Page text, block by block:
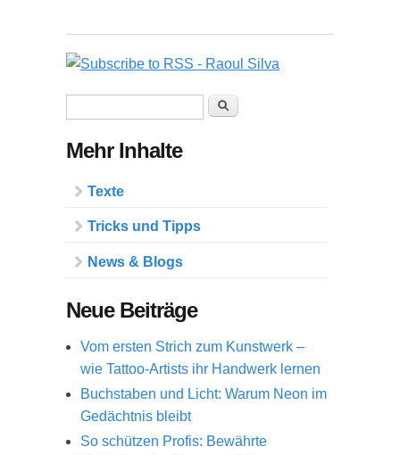
Suche
Mehr Inhalte
Texte
Tricks und Tipps
News & Blogs
Neue Beiträge
Vom ersten Strich zum Kunstwerk –
wie Tattoo-Artists ihr Handwerk lernen
Buchstaben und Licht: Warum Neon im
Gedächtnis bleibt
So schützen Profis: Bewährte